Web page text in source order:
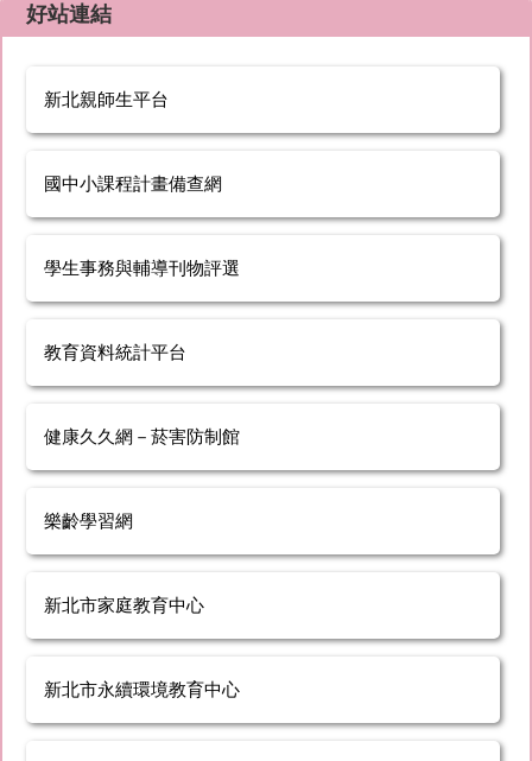
好站連結
新北親師生平台
國中小課程計畫備查網
學生事務與輔導刊物評選
教育資料統計平台
健康久久網－菸害防制館
樂齡學習網
新北市家庭教育中心
新北市永續環境教育中心